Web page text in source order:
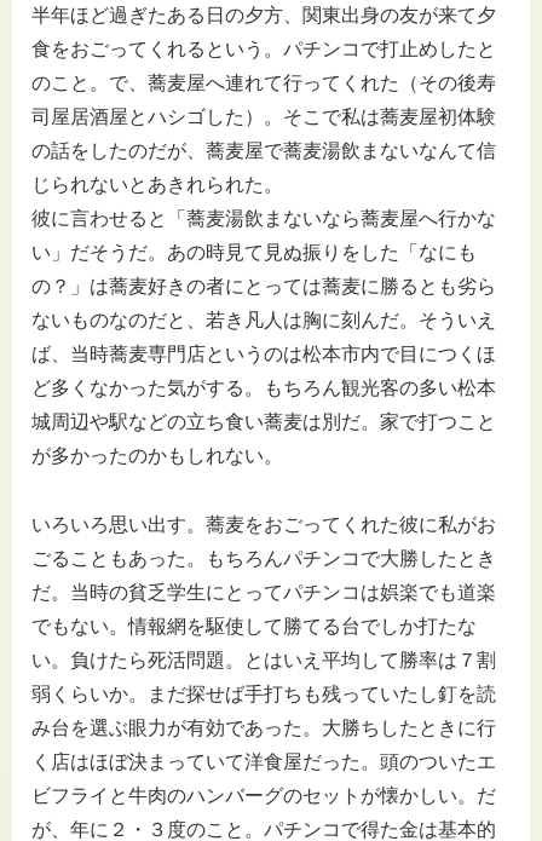
半年ほど過ぎたある日の夕方、関東出身の友が来て夕
食をおごってくれるという。パチンコで打止めしたと
のこと。で、蕎麦屋へ連れて行ってくれた（その後寿
司屋居酒屋とハシゴした）。そこで私は蕎麦屋初体験
の話をしたのだが、蕎麦屋で蕎麦湯飲まないなんて信
じられないとあきれられた。
彼に言わせると「蕎麦湯飲まないなら蕎麦屋へ行かな
い」だそうだ。あの時見て見ぬ振りをした「なにも
の？」は蕎麦好きの者にとっては蕎麦に勝るとも劣ら
ないものなのだと、若き凡人は胸に刻んだ。そういえ
ば、当時蕎麦専門店というのは松本市内で目につくほ
ど多くなかった気がする。もちろん観光客の多い松本
城周辺や駅などの立ち食い蕎麦は別だ。家で打つこと
が多かったのかもしれない。
いろいろ思い出す。蕎麦をおごってくれた彼に私がお
ごることもあった。もちろんパチンコで大勝したとき
だ。当時の貧乏学生にとってパチンコは娯楽でも道楽
でもない。情報網を駆使して勝てる台でしか打たな
い。負けたら死活問題。とはいえ平均して勝率は７割
弱くらいか。まだ探せば手打ちも残っていたし釘を読
み台を選ぶ眼力が有効であった。大勝ちしたときに行
く店はほぼ決まっていて洋食屋だった。頭のついたエ
ビフライと牛肉のハンバーグのセットが懐かしい。だ
が、年に２・３度のこと。パチンコで得た金は基本的